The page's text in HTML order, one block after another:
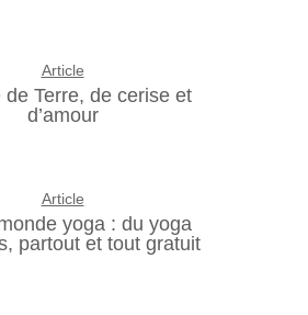
Article
de Terre, de cerise et
d’amour
Article
yoga : du yoga
partout et tout gratuit